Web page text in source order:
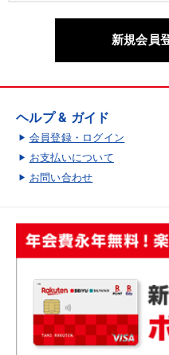
新規会員
ヘルプ & ガイド
会員登録・ログイン
お支払いについて
お問い合わせ